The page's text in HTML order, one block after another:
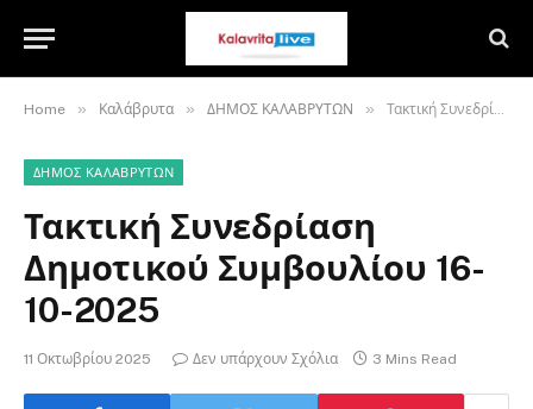
Home » Καλάβρυτα » ΔΗΜΟΣ ΚΑΛΑΒΡΥΤΩΝ » Τακτική Συνεδρίαση Δημοτικού Συμβουλίου 16-10-2025
ΔΗΜΟΣ ΚΑΛΑΒΡΥΤΩΝ
Τακτική Συνεδρίαση
Δημοτικού Συμβουλίου 16-
10-2025
11 Οκτωβρίου 2025 Δεν υπάρχουν Σχόλια 3 Mins Read